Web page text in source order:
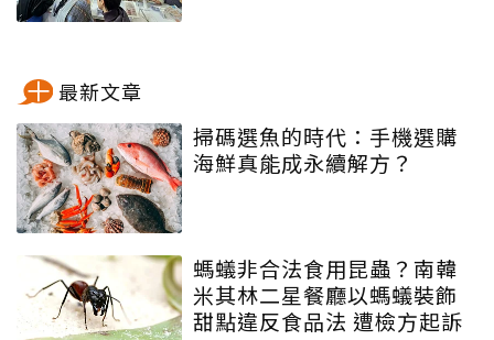
最新文章
掃碼選魚的時代：手機選購
海鮮真能成永續解方？
螞蟻非合法食用昆蟲？南韓
米其林二星餐廳以螞蟻裝飾
甜點違反食品法 遭檢方起訴